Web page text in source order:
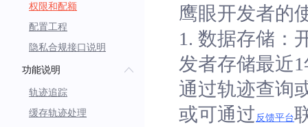
权限和配额
配置工程
隐私合规接口说明
功能说明
轨迹追踪
缓存轨迹处理
鹰眼开发者的
1. 数据存储：
发者存储最近
通过轨迹查询
或可通过 反馈平台